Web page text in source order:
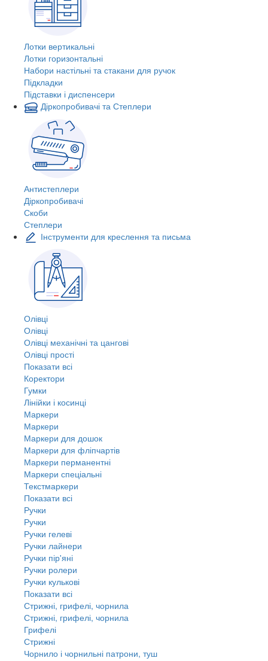
Лотки вертикальні
Лотки горизонтальні
Набори настільні та стакани для ручок
Підкладки
Підставки і диспенсери
Діркопробивачі та Степлери
Антистеплери
Діркопробивачі
Скоби
Степлери
Інструменти для креслення та письма
Олівці
Олівці
Олівці механічні та цангові
Олівці прості
Показати всі
Коректори
Гумки
Лінійки і косинці
Маркери
Маркери
Маркери для дошок
Маркери для фліпчартів
Маркери перманентні
Маркери спеціальні
Текстмаркери
Показати всі
Ручки
Ручки
Ручки гелеві
Ручки лайнери
Ручки пір'яні
Ручки ролери
Ручки кулькові
Показати всі
Стрижні, грифелі, чорнила
Стрижні, грифелі, чорнила
Грифелі
Стрижні
Чорнило і чорнильні патрони, туш